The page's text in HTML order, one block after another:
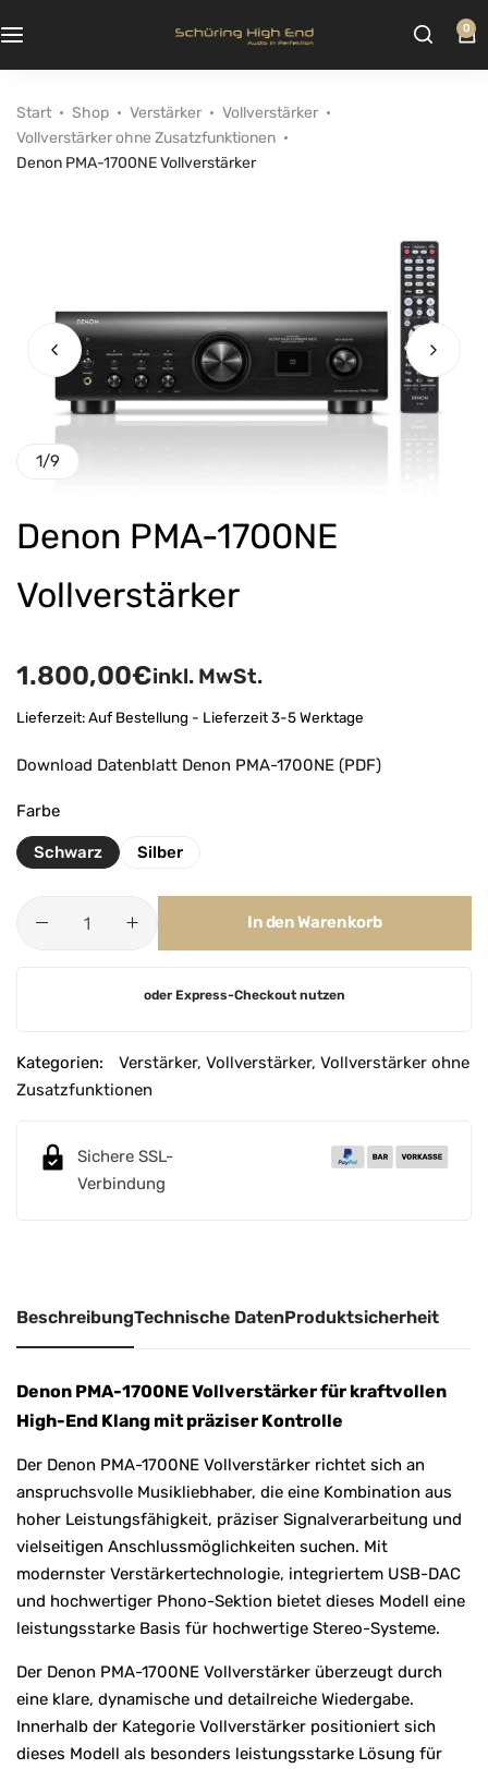
0
Start Shop Verstärker
Vollverstärker
Vollverstärker ohne Zusatzfunktionen
Denon PMA-1700NE Vollverstärker
1/9
Denon PMA-1700NE
Vollverstärker
1.800,00€inkl. MwSt.
Lieferzeit:Auf Bestellung - Lieferzeit 3-5 Werktage
Download Datenblatt Denon PMA-1700NE (PDF)
Farbe
Schwarz Silber
In den Warenkorb
e
r
oder Express-Checkout nutzen
Kategorien: Verstärker, Vollverstärker, Vollverstärker ohne
Zusatzfunktionen
Sichere SSL-
Verbindung
BeschreibungTechnische DatenProduktsicherheit
Denon PMA-1700NE Vollverstärker für kraftvollen
High-End Klang mit präziser Kontrolle
Der Denon PMA-1700NE Vollverstärker richtet sich an
anspruchsvolle Musikliebhaber, die eine Kombination aus
hoher Leistungsfähigkeit, präziser Signalverarbeitung und
vielseitigen Anschlussmöglichkeiten suchen. Mit
modernster Verstärkertechnologie, integriertem USB-DAC
und hochwertiger Phono-Sektion bietet dieses Modell eine
leistungsstarke Basis für hochwertige Stereo-Systeme.
Der Denon PMA-1700NE Vollverstärker überzeugt durch
eine klare, dynamische und detailreiche Wiedergabe.
Innerhalb der Kategorie Vollverstärker positioniert sich
dieses Modell als besonders leistungsstarke Lösung für